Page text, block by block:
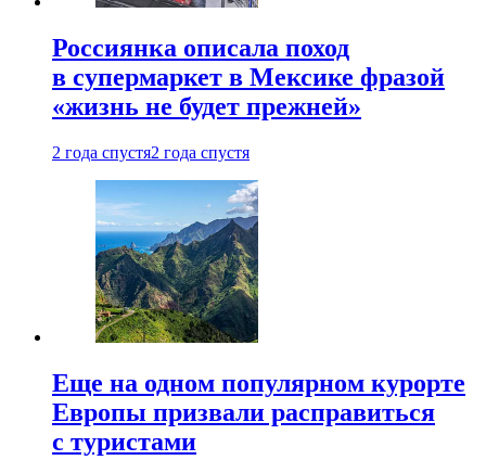
Россиянка описала поход
в супермаркет в Мексике фразой
«жизнь не будет прежней»
2 года спустя2 года спустя
Еще на одном популярном курорте
Европы призвали расправиться
с туристами